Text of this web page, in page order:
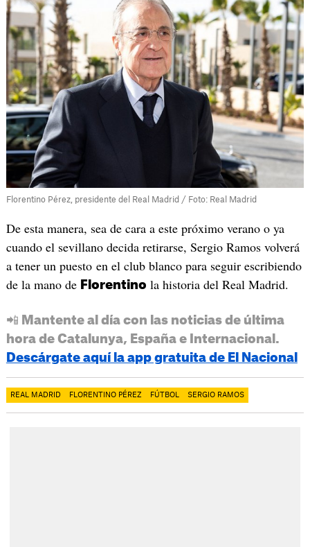
Florentino Pérez, presidente del Real Madrid / Foto: Real Madrid
De esta manera, sea de cara a este próximo verano o ya
cuando el sevillano decida retirarse, Sergio Ramos volverá
a tener un puesto en el club blanco para seguir escribiendo
de la mano de Florentino la historia del Real Madrid.
📲 Mantente al día con las noticias de última
hora de Catalunya, España e Internacional.
Descárgate aquí la app gratuita de El Nacional
REAL MADRID FLORENTINO PÉREZ FÚTBOL SERGIO RAMOS